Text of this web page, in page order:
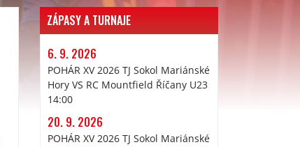
ZÁPASY A TURNAJE
6. 9. 2026
POHÁR XV 2026 TJ Sokol Mariánské
Hory VS RC Mountfield Říčany U23
14:00
20. 9. 2026
POHÁR XV 2026 TJ Sokol Mariánské